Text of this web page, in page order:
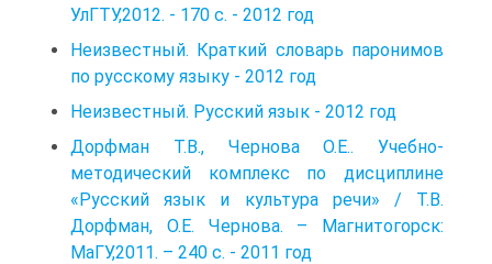
УлГТУ,2012. - 170 с. - 2012 год
Неизвестный. Краткий словарь паронимов
по русскому языку - 2012 год
Неизвестный. Русский язык - 2012 год
Дорфман Т.В., Чернова О.Е.. Учебно-
методический комплекс по дисциплине
«Русский язык и культура речи» / Т.В.
Дорфман, О.Е. Чернова. – Магнитогорск:
МаГУ,2011. – 240 с. - 2011 год